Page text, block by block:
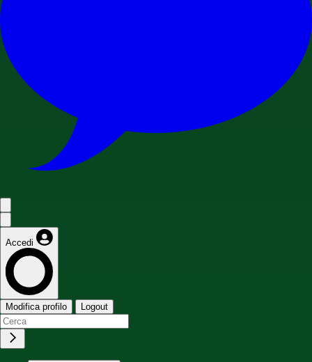
Accedi
Modifica profilo Logout